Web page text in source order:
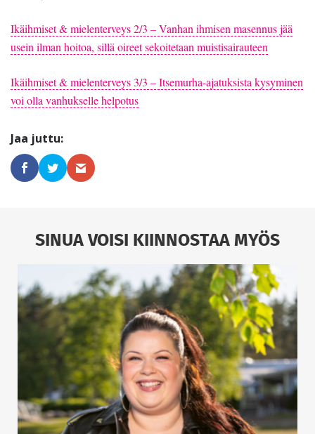
Ikäihmiset & mielenterveys 2/3 – Vanhan ihmisen masennus jää
usein ilman hoitoa, sillä oireet sekoitetaan muistisairauteen
Ikäihmiset & mielenterveys 3/3 – Itsemurha-ajatuksista kysyminen
voi olla vanhukselle helpotus
SINUA VOISI KIINNOSTAA MYÖS